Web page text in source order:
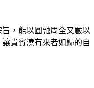
，能以圓融周全又嚴以
貴賓澆有來者如歸的自